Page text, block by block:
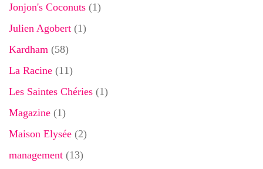
Jonjon's Coconuts (1)
Julien Agobert (1)
Kardham (58)
La Racine (11)
Les Saintes Chéries (1)
Magazine (1)
Maison Elysée (2)
management (13)